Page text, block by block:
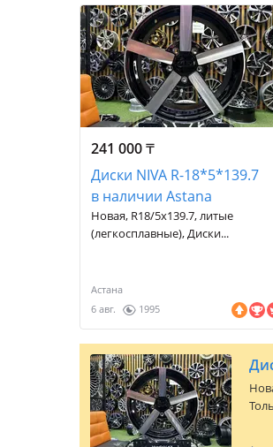
241 000₸
Диски NIVA R-18*5*139.7
в наличии Astana
Новая, R18/5x139.7, литые
(легкосплавные), Диски...
Астана
6 авг.
1995